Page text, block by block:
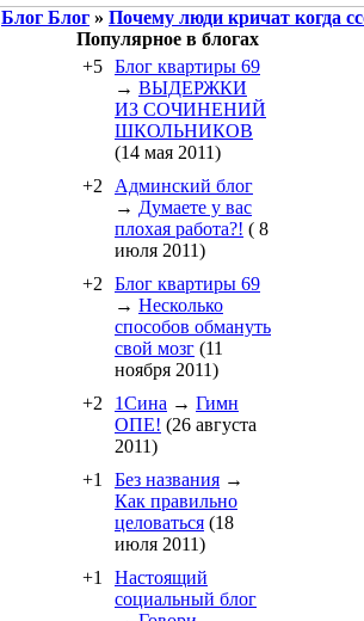
Блог Блог » Почему люди кричат когда
Популярное в блогах
+5 Блог квартиры 69
→ ВЫДЕРЖКИ
ИЗ СОЧИНЕНИЙ
ШКОЛЬНИКОВ
(14 мая 2011)
+2
Админский блог
→ Думаете у вас
плохая работа?! ( 8
июля 2011)
+2
Блог квартиры 69
→ Несколько
способов обмануть
свой мозг (11
ноября 2011)
+2
1Cина → Гимн
ОПЕ! (26 августа
2011)
+1
Без названия →
Как правильно
целоваться (18
июля 2011)
+1
Настоящий
социальный блог